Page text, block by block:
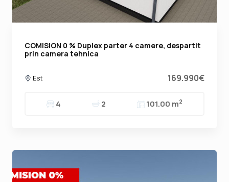
COMISION 0 % Duplex parter 4 camere, despartit
prin camera tehnica
Est 169.990€
4 2 101.00 m2